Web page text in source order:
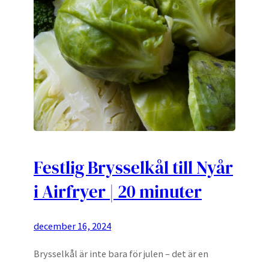
Festlig Brysselkål till Nyår
i Airfryer | 20 minuter
december 16, 2024
Brysselkål är inte bara för julen – det är en